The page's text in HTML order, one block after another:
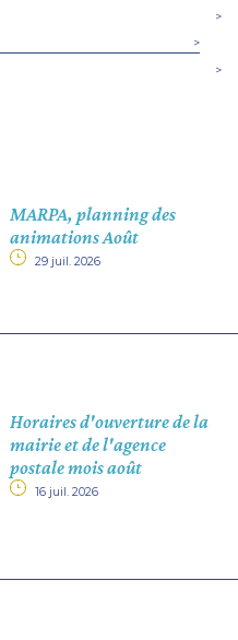
>
>
>
MARPA, planning des
animations Août
29 juil. 2026
Horaires d'ouverture de la
mairie et de l'agence
postale mois août
16 juil. 2026